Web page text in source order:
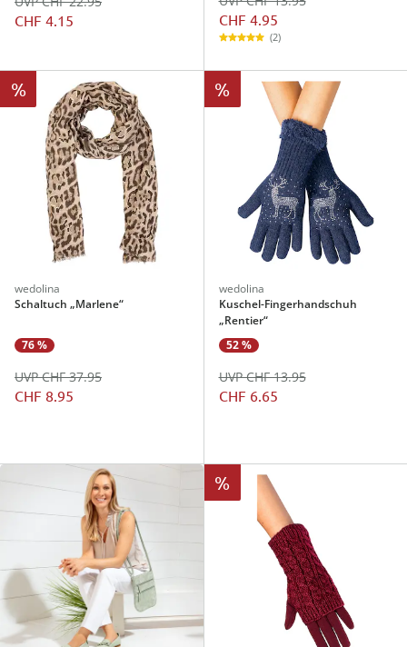
CHF 4.15 CHF 4.95
(2)
%
wedolina
Schaltuch „Marlene“
76 %
CHF 8.95
UVP CHF 37.95
%
wedolina
Kuschel-Fingerhandschuh
„Rentier“
52 %
CHF 6.65
UVP CHF 13.95
%